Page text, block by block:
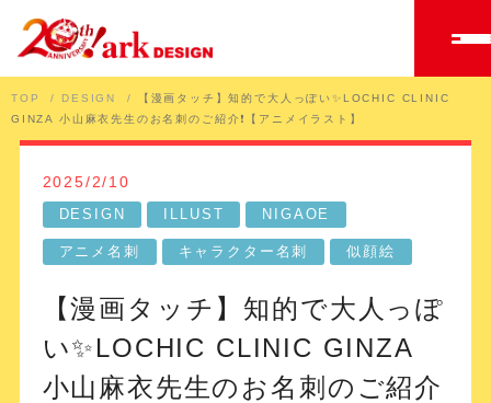
TOP DESIGN
【漫画タッチ】知的で大人っぽい✨LOCHIC CLINIC
GINZA 小山麻衣先生のお名刺のご紹介❗️【アニメイラスト】
2025/2/10
DESIGN ILLUST NIGAOE
アニメ名刺 キャラクター名刺 似顔絵
【漫画タッチ】知的で大人っぽ
い✨LOCHIC CLINIC GINZA
小山麻衣先生のお名刺のご紹介